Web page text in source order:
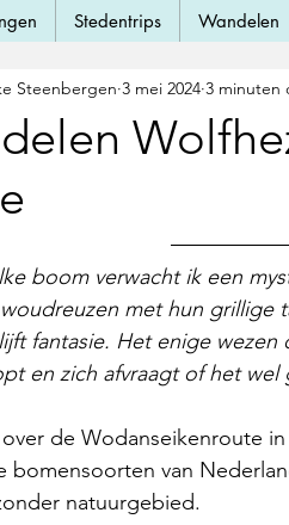
Stedentrips Wandelen
Steenbergen 3 mei 2024 3 minuten
boom verwacht ik een
met hun grillige
fantasie. Het enige
en zich afvraagt of het
de Wodanseikenroute
bomensoorten van
natuurgebied.